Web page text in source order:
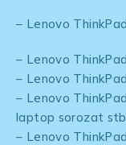
– Lenovo
– Lenovo
– Lenovo
– Lenovo
laptop sorozat
– Lenovo